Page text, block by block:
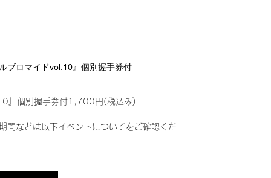
ブロマイドvol.10』個別握手券付
』個別握手券付1,700円(税込み)
間などは以下イベントについてをご確認くだ